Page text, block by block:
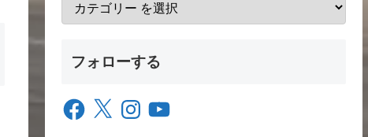
フォローする
Facebook
X InstagramYouTube